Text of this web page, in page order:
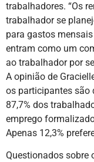
trabalhadores. “Os
trabalhador se
para gastos
entram como um
ao trabalhador por
A opinião de
os participantes são
87,7% dos
emprego
Apenas 12,3%
Questionados sobre